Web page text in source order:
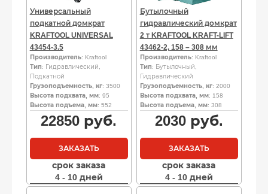
Универсальный
подкатной домкрат
KRAFTOOL UNIVERSAL
43454-3.5
Производитель: Kraftool
Тип: Гидравлический,
Подкатной
Грузоподъемность, кг: 3500
Высота подхвата, мм: 95
Высота подъема, мм: 552
22850 руб.
ЗАКАЗАТЬ
срок заказа
4 - 10 дней
Бутылочный
гидравлический домкрат
2 т KRAFTOOL KRAFT-LIFT
43462-2, 158 – 308 мм
Производитель: Kraftool
Тип: Бутылочный,
Гидравлический
Грузоподъемность, кг: 2000
Высота подхвата, мм: 158
Высота подъема, мм: 308
2030руб.
ЗАКАЗАТЬ
срок заказа
4 - 10 дней